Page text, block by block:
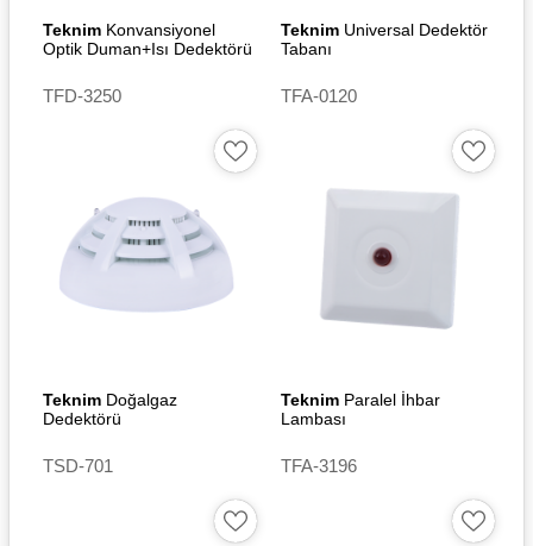
Teknim Konvansiyonel
Optik Duman+Isı Dedektörü
TFD-3250
Teknim Universal Dedektör
Tabanı
TFA-0120
Teknim Doğalgaz
Dedektörü
TSD-701
Teknim Paralel İhbar
Lambası
TFA-3196